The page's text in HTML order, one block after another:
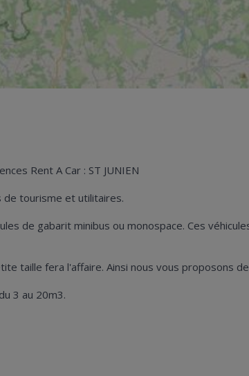
Rent A Car : ST JUNIEN
de tourisme et utilitaires.
de gabarit minibus ou monospace. Ces
taille fera l'affaire. Ainsi nous vous proposons
3 au 20m3.